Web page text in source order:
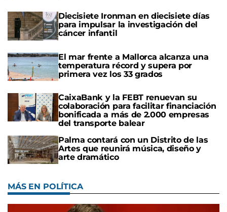
Diecisiete Ironman en diecisiete días
para impulsar la investigación del
cáncer infantil
El mar frente a Mallorca alcanza una
temperatura récord y supera por
primera vez los 33 grados
CaixaBank y la FEBT renuevan su
colaboración para facilitar financiación
bonificada a más de 2.000 empresas
del transporte balear
Palma contará con un Distrito de las
Artes que reunirá música, diseño y
arte dramático
MÁS EN POLÍTICA